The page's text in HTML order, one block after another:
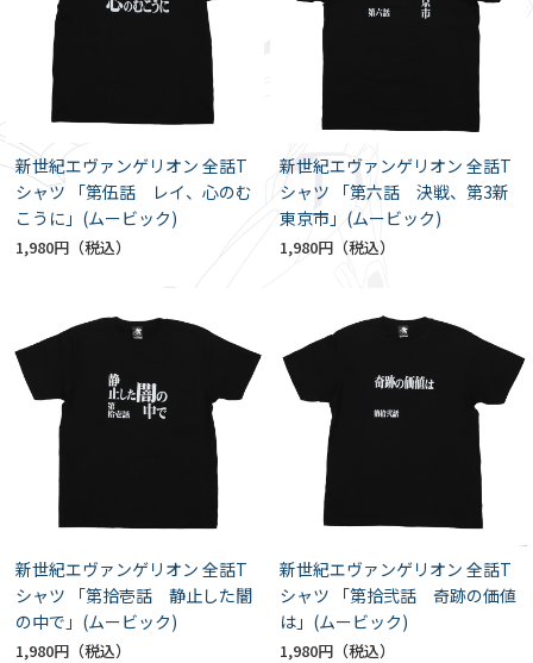
新世紀エヴァンゲリオン 全話T
シャツ 「第伍話 レイ、心のむ
こうに」(ムービック)
1,980円
新世紀エヴァンゲリオン 全話T
シャツ 「第六話 決戦、第3新
東京市」(ムービック)
1,980円
新世紀エヴァンゲリオン 全話T
シャツ 「第拾壱話 静止した闇
の中で」(ムービック)
1,980円
新世紀エヴァンゲリオン 全話T
シャツ 「第拾弐話 奇跡の価値
は」(ムービック)
1,980円